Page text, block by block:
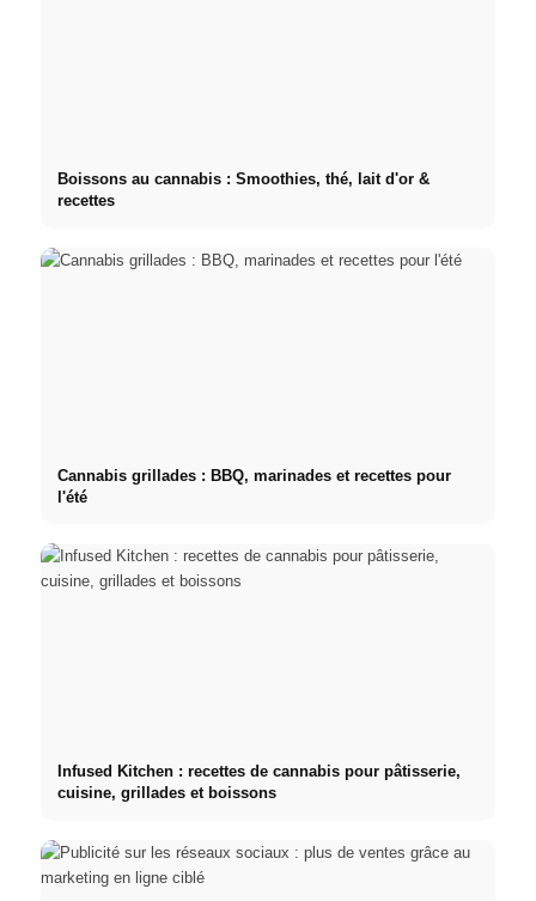
Boissons au cannabis : Smoothies, thé, lait d'or &
recettes
Cannabis grillades : BBQ, marinades et recettes pour
l'été
Infused Kitchen : recettes de cannabis pour pâtisserie,
cuisine, grillades et boissons